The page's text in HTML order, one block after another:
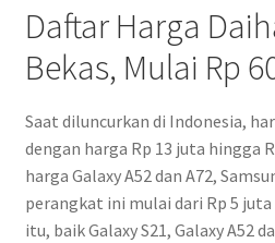
Daftar Harga
Bekas, Mulai Rp
Saat diluncurkan di Indonesia,
dengan harga Rp 13 juta hingga
harga Galaxy A52 dan A72,
perangkat ini mulai dari Rp 5
itu, baik Galaxy S21, Galaxy A52